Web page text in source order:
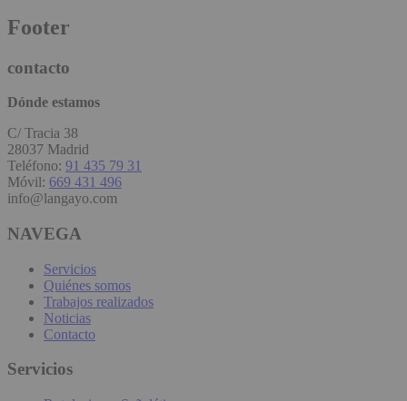
Footer
contacto
Dónde estamos
C/ Tracia 38
28037 Madrid
Teléfono: 91 435 79 31
Móvil: 669 431 496
info@langayo.com
NAVEGA
Servicios
Quiénes somos
Trabajos realizados
Noticias
Contacto
Servicios